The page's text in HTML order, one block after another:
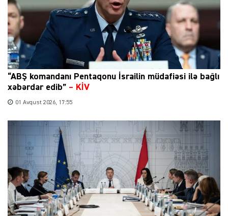
“ABŞ komandanı Pentaqonu İsrailin müdafiəsi ilə bağlı
xəbərdar edib” – KİV
01 Avqust 2026, 17:55